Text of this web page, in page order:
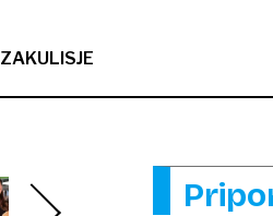
ZAKULISJE